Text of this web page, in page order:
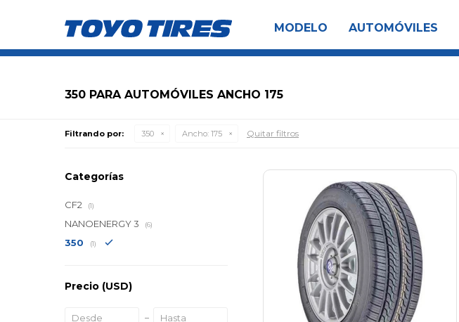
MODELO AUTOMÓVILES
350 PARA AUTOMÓVILES ANCHO 175
Filtrando por: 350 Ancho: 175 Quitar filtros
Categorías
CF2 (1)
NANOENERGY 3 (6)
350 (1)
Precio (USD)